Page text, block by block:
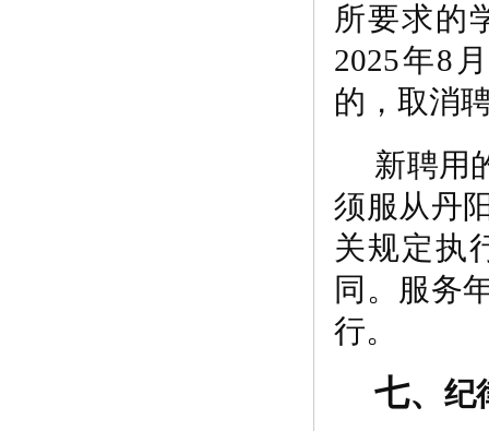
所要求的
2025年8
的，取消
新聘用
须服从丹
关规定执
同。服务
行。
七、纪